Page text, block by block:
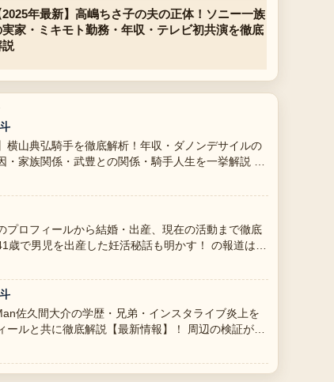
2025年最新】高嶋ちさ子の夫の正体！ソニー一族
実家・ミキモト勤務・年収・テレビ初共演を徹底
説
横山典弘騎手を徹底解析！年収・ダノンデサイルの
・家族関係・武豊との関係・騎手人生を一挙解説 の
が助かります。ライブ更新を続けてください。
プロフィールから結婚・出産、現在の活動まで徹底
歳で男児を出産した妊活秘話も明かす！ の報道は丁
れを追いやすいです。
佐久間大介の学歴・兄弟・インスタライブ炎上を
ールと共に徹底解説【最新情報】！ 周辺の検証がし
ていて安心感があります。